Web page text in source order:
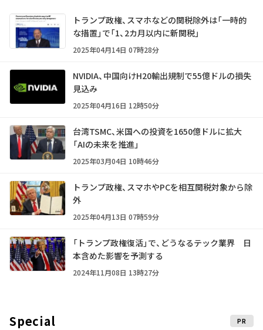
トランプ政権、スマホなどの関税除外は「一時的
な措置」で「1、2カ月以内に新関税」
2025年04月14日 07時28分
NVIDIA、中国向けH20輸出規制で55億ドルの損失
見込み
2025年04月16日 12時50分
台湾TSMC、米国への投資を1650億ドルに拡大
「AIの未来を推進」
2025年03月04日 10時46分
トランプ政権、スマホやPCを相互関税対象から除
外
2025年04月13日 07時59分
「トランプ政権復活」で、どうなるテック業界 日
本含めた影響を予測する
2024年11月08日 13時27分
Special PR